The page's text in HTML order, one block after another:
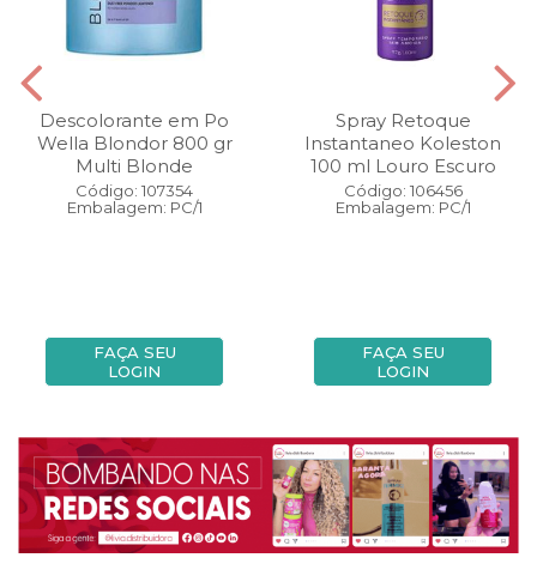
Descolorante em Po
Wella Blondor 800 gr
Multi Blonde
Código: 107354
Embalagem: PC/1
FAÇA SEU
LOGIN
Spray Retoque
Instantaneo Koleston
100 ml Louro Escuro
Código: 106456
Embalagem: PC/1
FAÇA SEU
LOGIN